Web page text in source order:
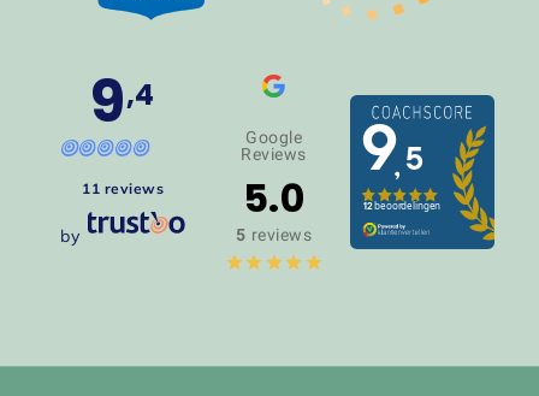
9,4
11 reviews
by
Google
Reviews
5.0
5 reviews